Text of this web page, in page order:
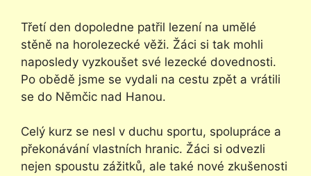
Třetí den dopoledne patřil lezení na umělé
stěně na horolezecké věži. Žáci si tak mohli
naposledy vyzkoušet své lezecké dovednosti.
Po obědě jsme se vydali na cestu zpět a vrátili
se do Němčic nad Hanou.
Celý kurz se nesl v duchu sportu, spolupráce a
překonávání vlastních hranic. Žáci si odvezli
nejen spoustu zážitků, ale také nové zkušenosti